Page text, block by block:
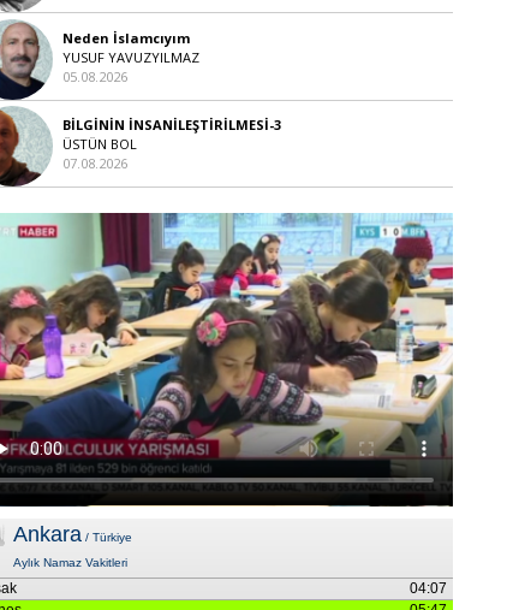
Neden İslamcıyım
YUSUF YAVUZYILMAZ
05.08.2026
BİLGİNİN İNSANİLEŞTİRİLMESİ-3
ÜSTÜN BOL
07.08.2026